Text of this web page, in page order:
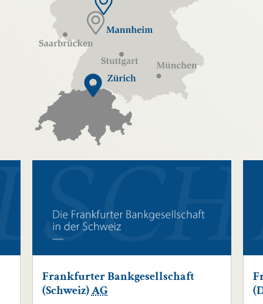
Frankfurter Bankgesellschaft
(Schweiz)AG